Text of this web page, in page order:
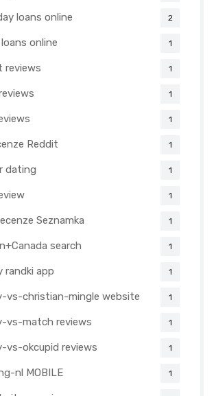
loans online 2
online 1
reviews 1
1
1
Reddit 1
dating 1
1
Seznamka 1
search 1
randki app 1
vs-christian-mingle website 1
vs-match reviews 1
vs-okcupid reviews 1
nl MOBILE 1